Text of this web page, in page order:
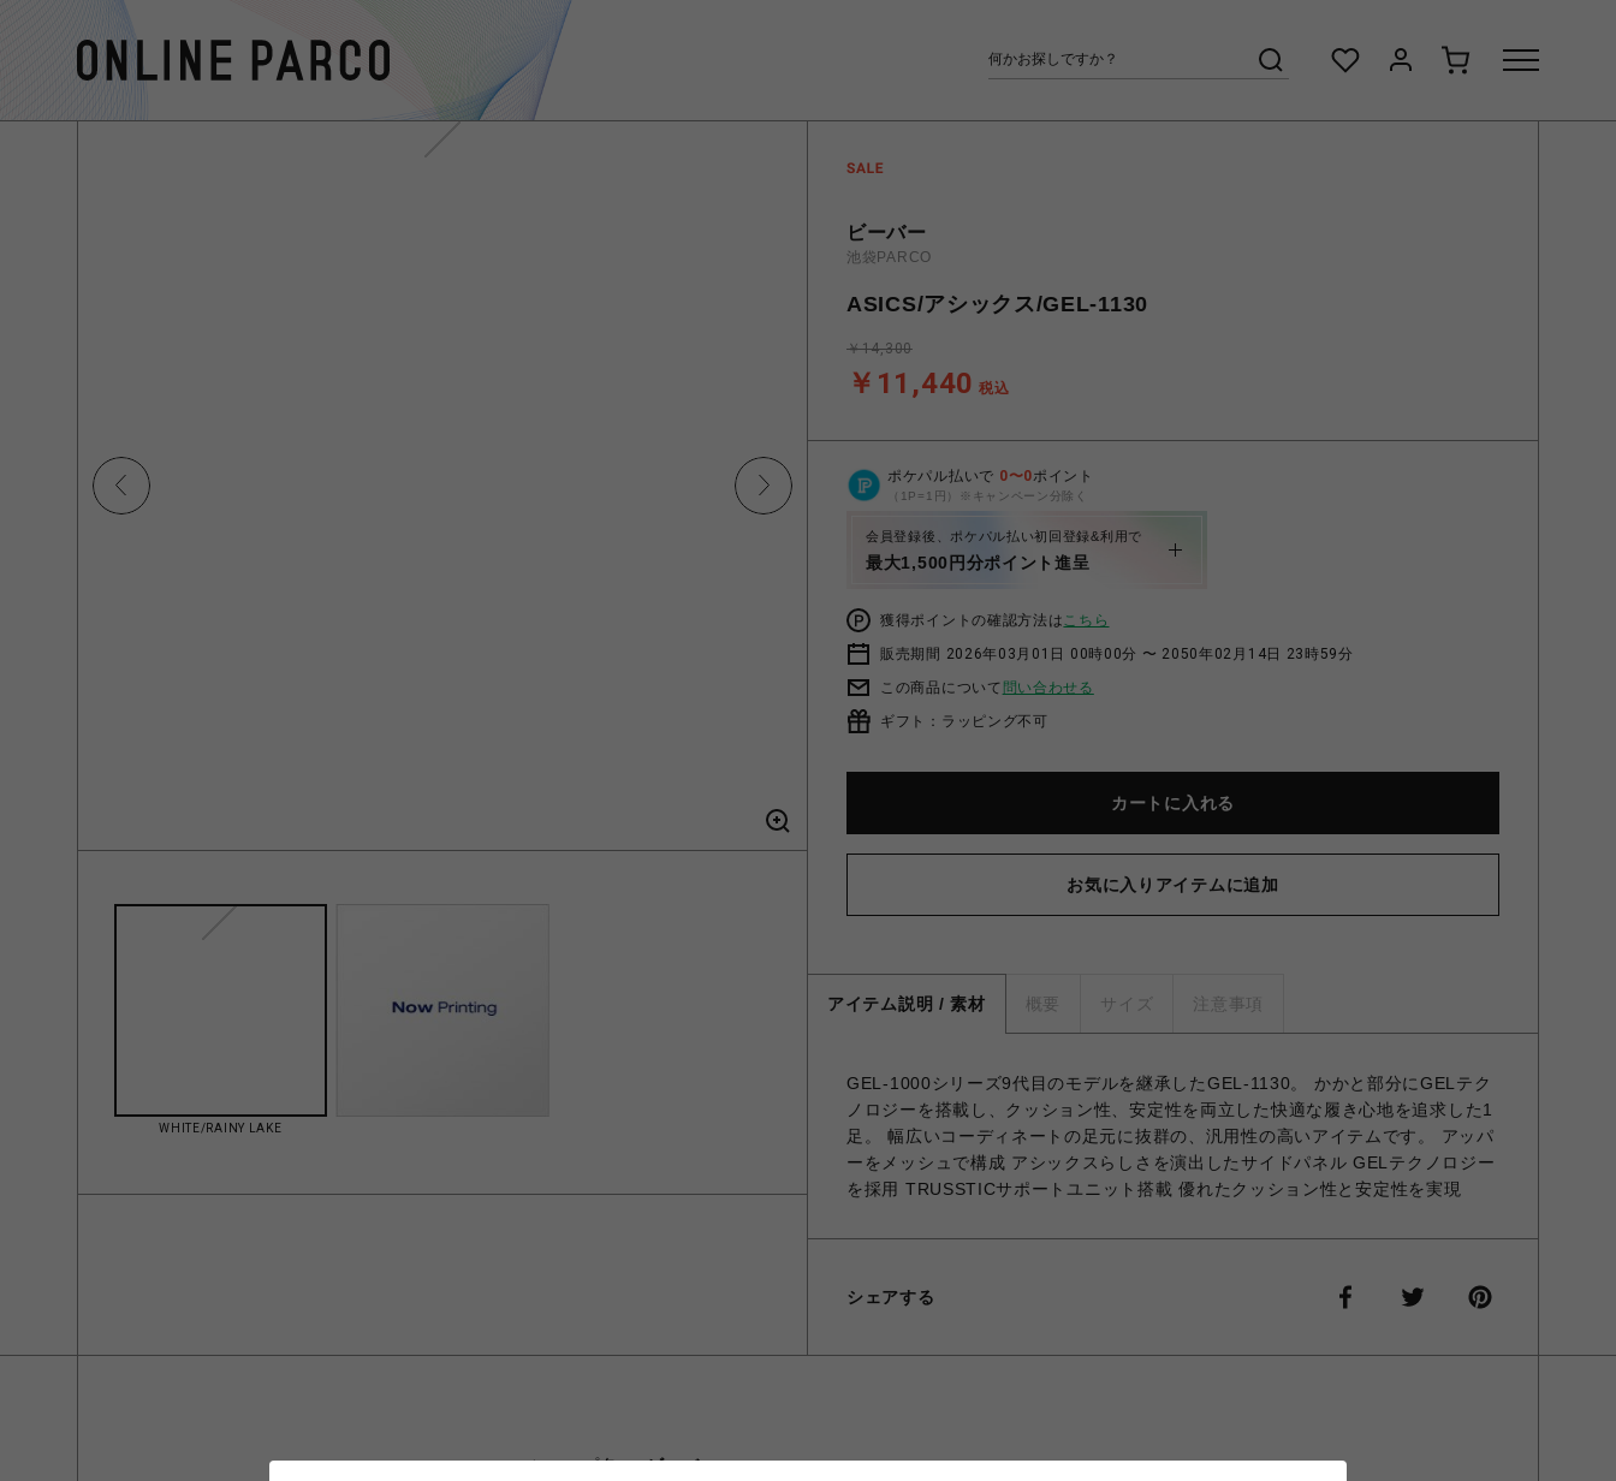
WHITE/RAINY LAKE
ビーバー
池袋PARCO
ASICS/アシックス/GEL-1130
￥11,440 税込
￥14,300
ポケパル払いで 0〜0ポイント
（1P=1円）※キャンペーン分除く
会員登録後、ポケパル払い初回登録&利用で
最大1,500円分ポイント進呈
獲得ポイントの確認方法はこちら
販売期間 2026年03月01日 00時00分 〜 2050年02月14日 23時59分
この商品について 問い合わせる
ギフト：ラッピング不可
カートに入れる
お気に入りアイテムに追加
アイテム説明 / 素材 概要 サイズ 注意事項
GEL-1000シリーズ9代目のモデルを継承したGEL-1130。 かかと部分にGELテク
ノロジーを搭載し、クッション性、安定性を両立した快適な履き心地を追求した1
足。 幅広いコーディネートの足元に抜群の、汎用性の高いアイテムです。 アッパ
ーをメッシュで構成 アシックスらしさを演出したサイドパネル GELテクノロジー
を採用 TRUSSTICサポートユニット搭載 優れたクッション性と安定性を実現
シェアする
ショップ名
ビーバー